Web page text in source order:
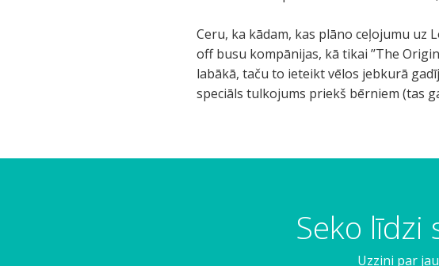
Ceru, ka kādam, kas plāno ceļojumu
off busu kompānijas, kā tikai ’’The
labākā, taču to ieteikt vēlos jebkurā
speciāls tulkojums priekš bērniem (tas
Seko līdzi
Uzzini par